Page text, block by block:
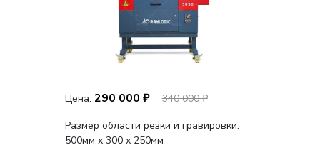
Цена: 290 000 ₽
340 000 ₽
Размер области резки и гравировки:
500мм х 300 х 250мм